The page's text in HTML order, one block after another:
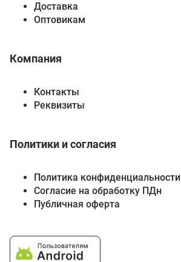
Доставка
Оптовикам
Компания
Контакты
Реквизиты
Политики и согласия
Политика конфиденциальности
Согласие на обработку ПДн
Публичная оферта